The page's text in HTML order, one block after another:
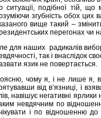
ситуації, подібної тій,
згубність обох цих
вище такий –
перегонах чи
для наших радикалів
так і внаслідок
язик не повертається.
чому я, і не лише я,
від в’язниці, і
навішує негативні
невдячним по
і по відношенню